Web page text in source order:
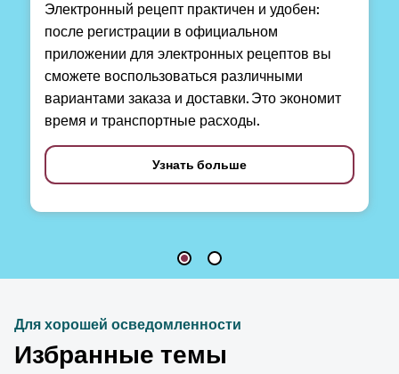
Электронный рецепт практичен и удобен:
после регистрации в официальном
приложении для электронных рецептов вы
сможете воспользоваться различными
вариантами заказа и доставки. Это экономит
время и транспортные расходы.
Узнать больше
Для хорошей осведомленности
Избранные темы